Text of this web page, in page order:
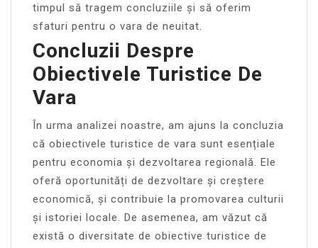
timpul să tragem concluziile și să oferim
sfaturi pentru o vara de neuitat.
Concluzii Despre
Obiectivele Turistice De
Vara
În urma analizei noastre, am ajuns la concluzia
că obiectivele turistice de vara sunt esențiale
pentru economia și dezvoltarea regională. Ele
oferă oportunități de dezvoltare și creștere
economică, și contribuie la promovarea culturii
și istoriei locale. De asemenea, am văzut că
există o diversitate de obiective turistice de